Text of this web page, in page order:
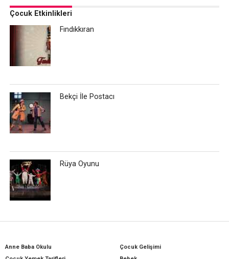
Çocuk Etkinlikleri
Fındıkkıran
Bekçi İle Postacı
Rüya Oyunu
Anne Baba Okulu
Çocuk Gelişimi